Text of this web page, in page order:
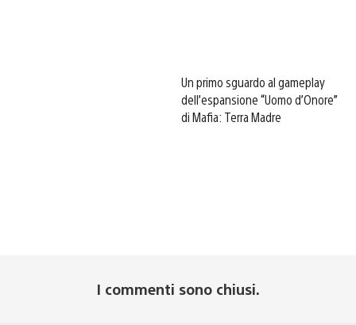
Un primo sguardo al gameplay
dell’espansione “Uomo d’Onore”
di Mafia: Terra Madre
I commenti sono chiusi.